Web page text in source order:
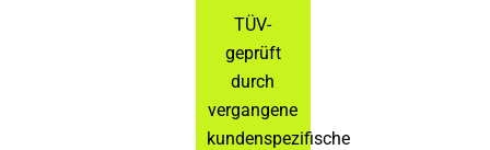
TÜV-
geprüft
durch
vergangene
kundenspezifische